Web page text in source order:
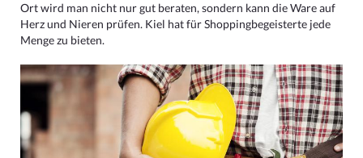
Ort wird man nicht nur gut beraten, sondern kann die Ware auf
Herz und Nieren prüfen. Kiel hat für Shoppingbegeisterte jede
Menge zu bieten.